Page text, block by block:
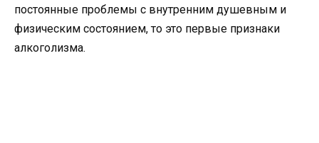
постоянные проблемы с внутренним душевным и
физическим состоянием, то это первые признаки
алкоголизма.